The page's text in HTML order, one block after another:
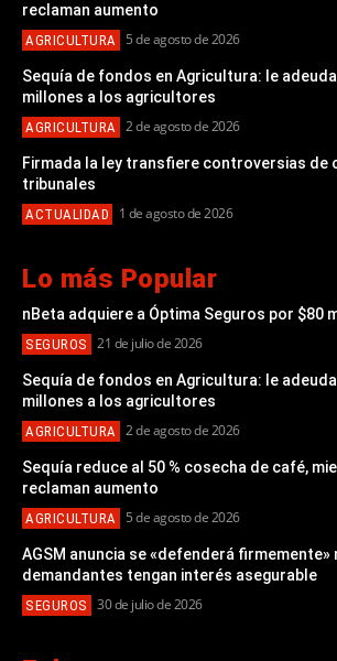
reclaman aumento
AGRICULTURA 5 de agosto de 2026
Sequía de fondos en Agricultura: le
millones a los agricultores
AGRICULTURA 2 de agosto de 2026
Firmada la ley transfiere controversias de
tribunales
ACTUALIDAD 1 de agosto de 2026
Lo más Popular
nBeta adquiere a Óptima Seguros por $80
SEGUROS 21 de julio de 2026
Sequía de fondos en Agricultura: le
millones a los agricultores
AGRICULTURA 2 de agosto de 2026
Sequía reduce al 50 % cosecha de café,
reclaman aumento
AGRICULTURA 5 de agosto de 2026
AGSM anuncia se «defenderá firmemente»
demandantes tengan interés asegurable
SEGUROS 30 de julio de 2026